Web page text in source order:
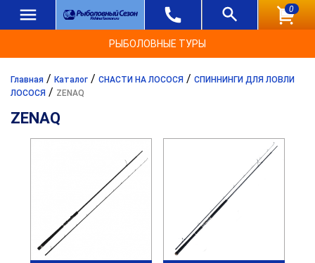
0
РЫБОЛОВНЫЕ ТУРЫ
Главная / Каталог / СНАСТИ НА ЛОСОСЯ / СПИННИНГИ ДЛЯ ЛОВЛИ
ЛОСОСЯ / ZENAQ
ZENAQ